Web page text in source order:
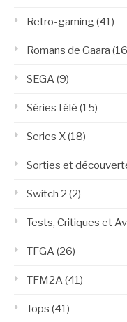
Retro-gaming(41)
Romans de Gaara
SEGA(9)
Séries télé (15)
Series X(18)
Sorties et
Switch 2 (2)
Tests, Critiques et
TFGA(26)
TFM2A(41)
Tops (41)